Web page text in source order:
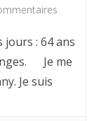
où
jours : 64 ans
Je me
Je suis